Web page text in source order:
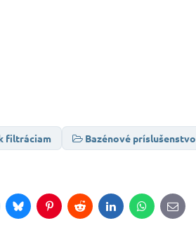
filtráciam Bazénové príslušenstvo
BlueskyPinterestRedditLinkedInWhatsApp
E-
mail